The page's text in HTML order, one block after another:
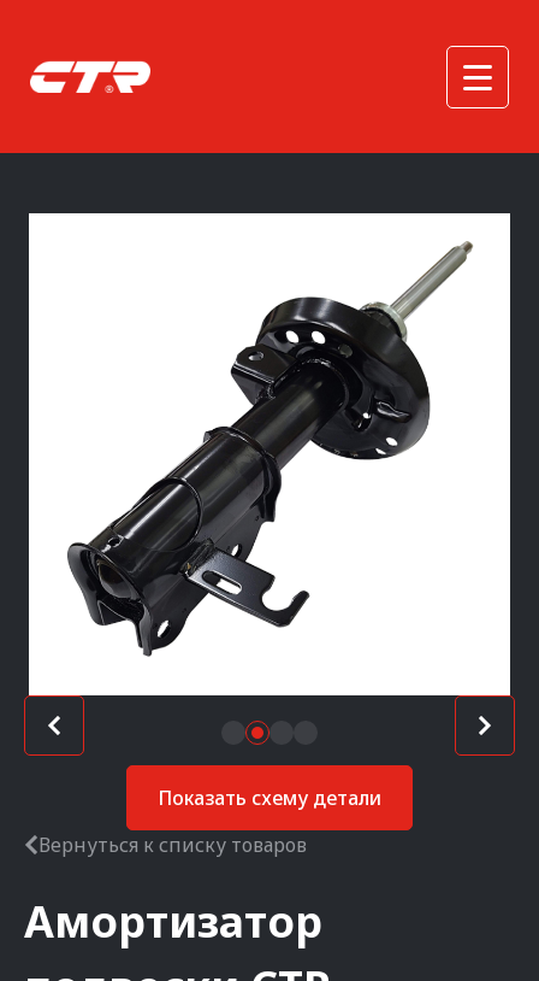
Показать схему детали
Вернуться к списку товаров
Амортизатор